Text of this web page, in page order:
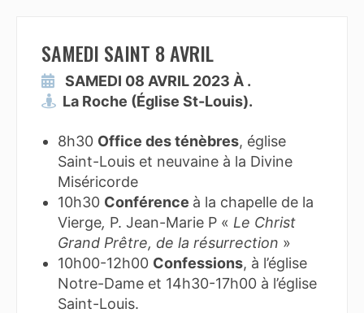
SAMEDI SAINT 8 AVRIL
SAMEDI 08 AVRIL 2023 À .
La Roche (Église St-Louis).
8h30 Office des ténèbres, église
Saint-Louis et neuvaine à la Divine
Miséricorde
10h30 Conférence à la chapelle de la
Vierge, P. Jean-Marie P « Le Christ
Grand Prêtre, de la résurrection »
10h00-12h00 Confessions, à l’église
Notre-Dame et 14h30-17h00 à l’église
Saint-Louis.